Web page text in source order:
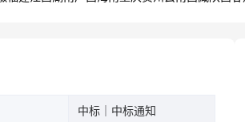
中标｜中标通知